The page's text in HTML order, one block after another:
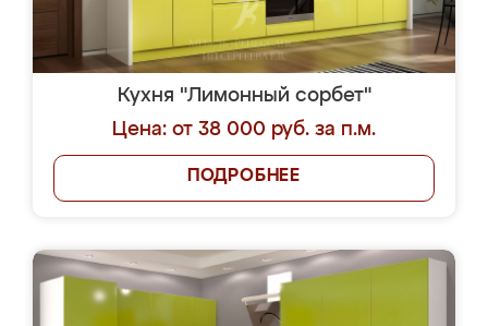
Кухня "Лимонный сорбет"
Цена: от 38 000 руб. за п.м.
ПОДРОБНЕЕ